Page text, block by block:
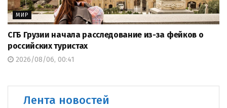
МИР
СГБ Грузии начала расследование из-за фейков о
российских туристах
2026/08/06, 00:41
Лента новостей